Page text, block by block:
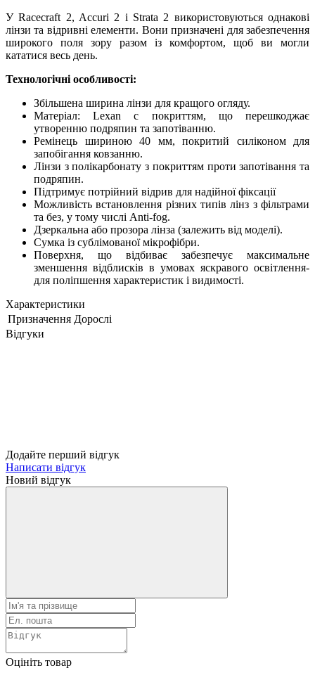
У Racecraft 2, Accuri 2 і Strata 2 використовуються однакові
лінзи та відривні елементи. Вони призначені для забезпечення
широкого поля зору разом із комфортом, щоб ви могли
кататися весь день.
Технологічні особливості:
Збільшена ширина лінзи для кращого огляду.
Матеріал: Lexan c покриттям, що перешкоджає
утворенню подряпин та запотіванню.
Ремінець шириною 40 мм, покритий силіконом для
запобігання ковзанню.
Лінзи з полікарбонату з покриттям проти запотівання та
подряпин.
Підтримує потрійний відрив для надійної фіксації
Можливість встановлення різних типів лінз з фільтрами
та без, у тому числі Anti-fog.
Дзеркальна або прозора лінза (залежить від моделі).
Сумка із сублімованої мікрофібри.
Поверхня, що відбиває забезпечує максимальне
зменшення відблисків в умовах яскравого освітлення-
для поліпшення характеристик і видимості.
Характеристики
Призначення Дорослі
Відгуки
Додайте перший відгук
Написати відгук
Новий відгук
Оцініть товар